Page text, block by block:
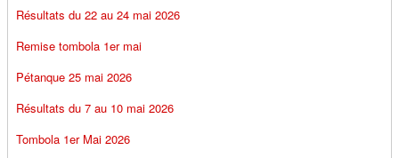
Résultats du 22 au 24 mai 2026
Remise tombola 1er mai
Pétanque 25 mai 2026
Résultats du 7 au 10 mai 2026
Tombola 1er Mai 2026